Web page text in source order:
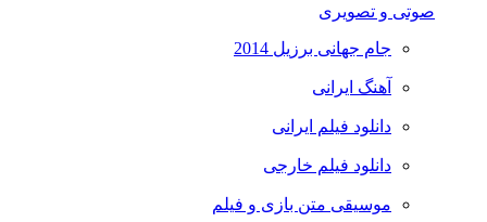
صوتی و تصویری
جام جهانی برزیل 2014
آهنگ ایرانی
دانلود فیلم ایرانی
دانلود فیلم خارجی
موسیقی متن بازی و فیلم